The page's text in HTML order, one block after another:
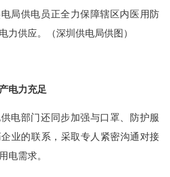
局供电员正全力保障辖区内医用防
力供应。（深圳供电局供图）
电力充足
电部门还同步加强与口罩、防护服
业的联系，采取专人紧密沟通对接
电需求。